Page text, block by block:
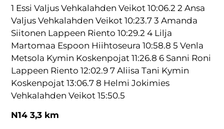
1 Essi Valjus Vehkalahden Veikot 10:06.2 2 Ansa
Valjus Vehkalahden Veikot 10:23.7 3 Amanda
Siitonen Lappeen Riento 10:29.2 4 Lilja
Martomaa Espoon Hiihtoseura 10:58.8 5 Venla
Metsola Kymin Koskenpojat 11:26.8 6 Sanni Roni
Lappeen Riento 12:02.9 7 Aliisa Tani Kymin
Koskenpojat 13:06.7 8 Helmi Jokimies
Vehkalahden Veikot 15:50.5
N14 3,3 km